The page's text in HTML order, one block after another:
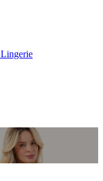
Lingerie